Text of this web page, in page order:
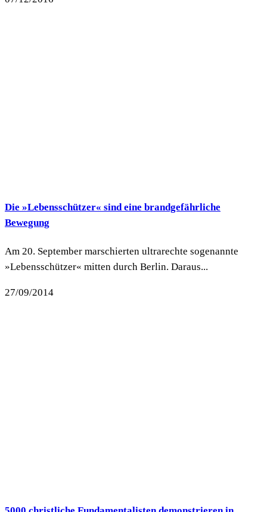
Die »Lebensschützer« sind eine brandgefährliche
Bewegung
Am 20. September marschierten ultrarechte sogenannte
»Lebensschützer« mitten durch Berlin. Daraus...
27/09/2014